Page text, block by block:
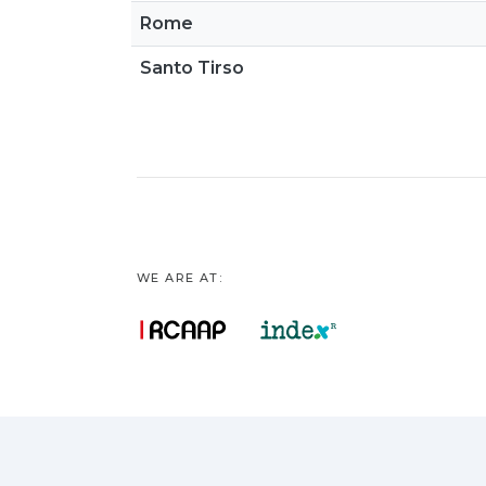
Rome
Santo Tirso
WE ARE AT: